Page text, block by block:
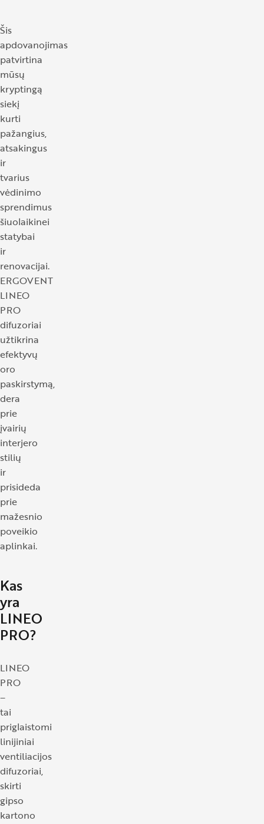
Šis
apdovanojimas
patvirtina
mūsų
kryptingą
siekį
kurti
pažangius,
atsakingus
ir
tvarius
vėdinimo
sprendimus
šiuolaikinei
statybai
ir
renovacijai.
ERGOVENT
LINEO
PRO
difuzoriai
užtikrina
efektyvų
oro
paskirstymą,
dera
prie
įvairių
interjero
stilių
ir
prisideda
prie
mažesnio
poveikio
aplinkai.
Kas
yra
LINEO
PRO?
LINEO
PRO
–
tai
priglaistomi
linijiniai
ventiliacijos
difuzoriai,
skirti
gipso
kartono